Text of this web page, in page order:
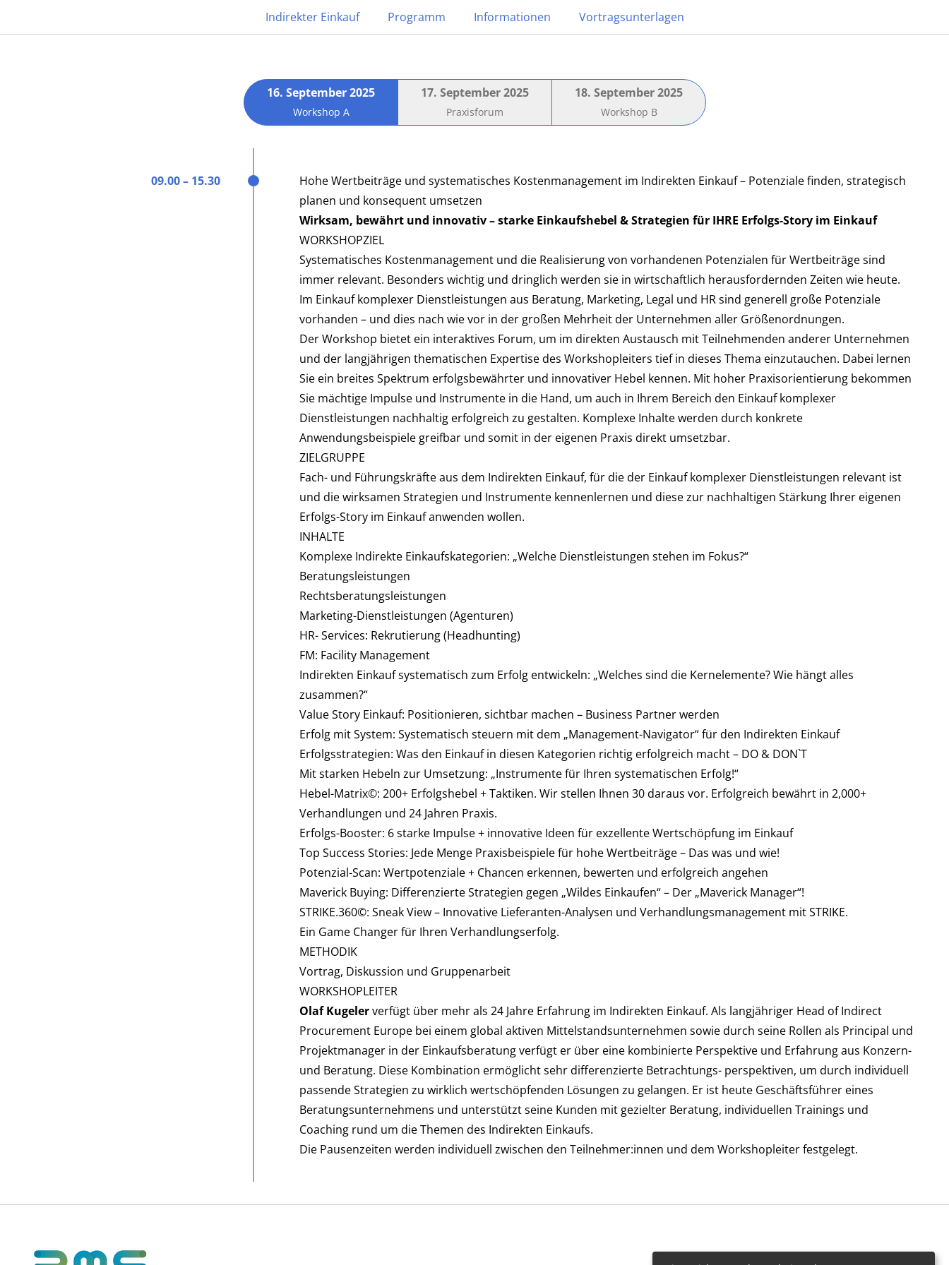
Indirekter Einkauf Programm Informationen Vortragsunterlagen
16. September 2025
Workshop A
17. September 2025
Praxisforum
18. September 2025
Workshop B
09.00 – 15.30
Hohe Wertbeiträge und systematisches Kostenmanagement im Indirekten Einkauf – Potenziale finden, strategisch
planen und konsequent umsetzen
Wirksam, bewährt und innovativ – starke Einkaufshebel & Strategien für IHRE Erfolgs-Story im Einkauf
WORKSHOPZIEL
Systematisches Kostenmanagement und die Realisierung von vorhandenen Potenzialen für Wertbeiträge sind
immer relevant. Besonders wichtig und dringlich werden sie in wirtschaftlich herausfordernden Zeiten wie heute.
Im Einkauf komplexer Dienstleistungen aus Beratung, Marketing, Legal und HR sind generell große Potenziale
vorhanden – und dies nach wie vor in der großen Mehrheit der Unternehmen aller Größenordnungen.
Der Workshop bietet ein interaktives Forum, um im direkten Austausch mit Teilnehmenden anderer Unternehmen
und der langjährigen thematischen Expertise des Workshopleiters tief in dieses Thema einzutauchen. Dabei lernen
Sie ein breites Spektrum erfolgsbewährter und innovativer Hebel kennen. Mit hoher Praxisorientierung bekommen
Sie mächtige Impulse und Instrumente in die Hand, um auch in Ihrem Bereich den Einkauf komplexer
Dienstleistungen nachhaltig erfolgreich zu gestalten. Komplexe Inhalte werden durch konkrete
Anwendungsbeispiele greifbar und somit in der eigenen Praxis direkt umsetzbar.
ZIELGRUPPE
Fach- und Führungskräfte aus dem Indirekten Einkauf, für die der Einkauf komplexer Dienstleistungen relevant ist
und die wirksamen Strategien und Instrumente kennenlernen und diese zur nachhaltigen Stärkung Ihrer eigenen
Erfolgs-Story im Einkauf anwenden wollen.
INHALTE
Komplexe Indirekte Einkaufskategorien: „Welche Dienstleistungen stehen im Fokus?“
Beratungsleistungen
Rechtsberatungsleistungen
Marketing-Dienstleistungen (Agenturen)
HR- Services: Rekrutierung (Headhunting)
FM: Facility Management
Indirekten Einkauf systematisch zum Erfolg entwickeln: „Welches sind die Kernelemente? Wie hängt alles
zusammen?“
Value Story Einkauf: Positionieren, sichtbar machen – Business Partner werden
Erfolg mit System: Systematisch steuern mit dem „Management-Navigator“ für den Indirekten Einkauf
Erfolgsstrategien: Was den Einkauf in diesen Kategorien richtig erfolgreich macht – DO & DON`T
Mit starken Hebeln zur Umsetzung: „Instrumente für Ihren systematischen Erfolg!“
Hebel-Matrix©: 200+ Erfolgshebel + Taktiken. Wir stellen Ihnen 30 daraus vor. Erfolgreich bewährt in 2,000+
Verhandlungen und 24 Jahren Praxis.
Erfolgs-Booster: 6 starke Impulse + innovative Ideen für exzellente Wertschöpfung im Einkauf
Top Success Stories: Jede Menge Praxisbeispiele für hohe Wertbeiträge – Das was und wie!
Potenzial-Scan: Wertpotenziale + Chancen erkennen, bewerten und erfolgreich angehen
Maverick Buying: Differenzierte Strategien gegen „Wildes Einkaufen“ – Der „Maverick Manager“!
STRIKE.360©: Sneak View – Innovative Lieferanten-Analysen und Verhandlungsmanagement mit STRIKE.
Ein Game Changer für Ihren Verhandlungserfolg.
METHODIK
Vortrag, Diskussion und Gruppenarbeit
WORKSHOPLEITER
Olaf Kugelerverfügt über mehr als 24 Jahre Erfahrung im Indirekten Einkauf. Als langjähriger Head of Indirect
Procurement Europe bei einem global aktiven Mittelstandsunternehmen sowie durch seine Rollen als Principal und
Projektmanager in der Einkaufsberatung verfügt er über eine kombinierte Perspektive und Erfahrung aus Konzern-
und Beratung. Diese Kombination ermöglicht sehr differenzierte Betrachtungs- perspektiven, um durch individuell
passende Strategien zu wirklich wertschöpfenden Lösungen zu gelangen. Er ist heute Geschäftsführer eines
Beratungsunternehmens und unterstützt seine Kunden mit gezielter Beratung, individuellen Trainings und
Coaching rund um die Themen des Indirekten Einkaufs.
Die Pausenzeiten werden individuell zwischen den Teilnehmer:innen und dem Workshopleiter festgelegt.